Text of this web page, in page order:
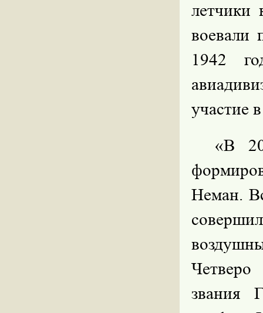
летчики
воевали
1942
участие
«В
Неман.
звания